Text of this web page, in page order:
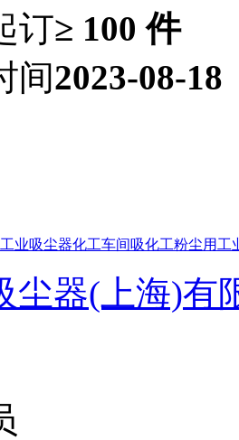
订≥ 100 件
间2023-08-18
业吸尘器化工车间吸化工粉尘用工
尘器(上海)有